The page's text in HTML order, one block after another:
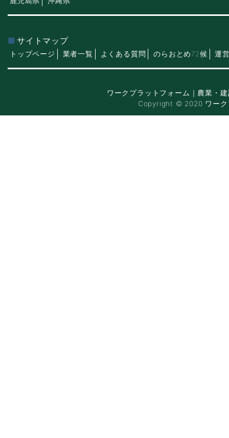
サイトマップ
トップページ 業者一覧 よくある質問 のらおとめ72候 運
ワークプラットフォーム｜農業・
Copyright © 2020 ワーク